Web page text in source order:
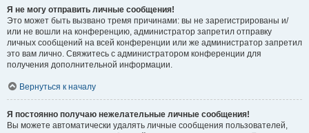
Я не могу отправить личные сообщения!
Это может быть вызвано тремя причинами: вы не зарегистрированы и/
или не вошли на конференцию, администратор запретил отправку
личных сообщений на всей конференции или же администратор запретил
это вам лично. Свяжитесь с администратором конференции для
получения дополнительной информации.
Вернуться к началу
Я постоянно получаю нежелательные личные сообщения!
Вы можете автоматически удалять личные сообщения пользователей,